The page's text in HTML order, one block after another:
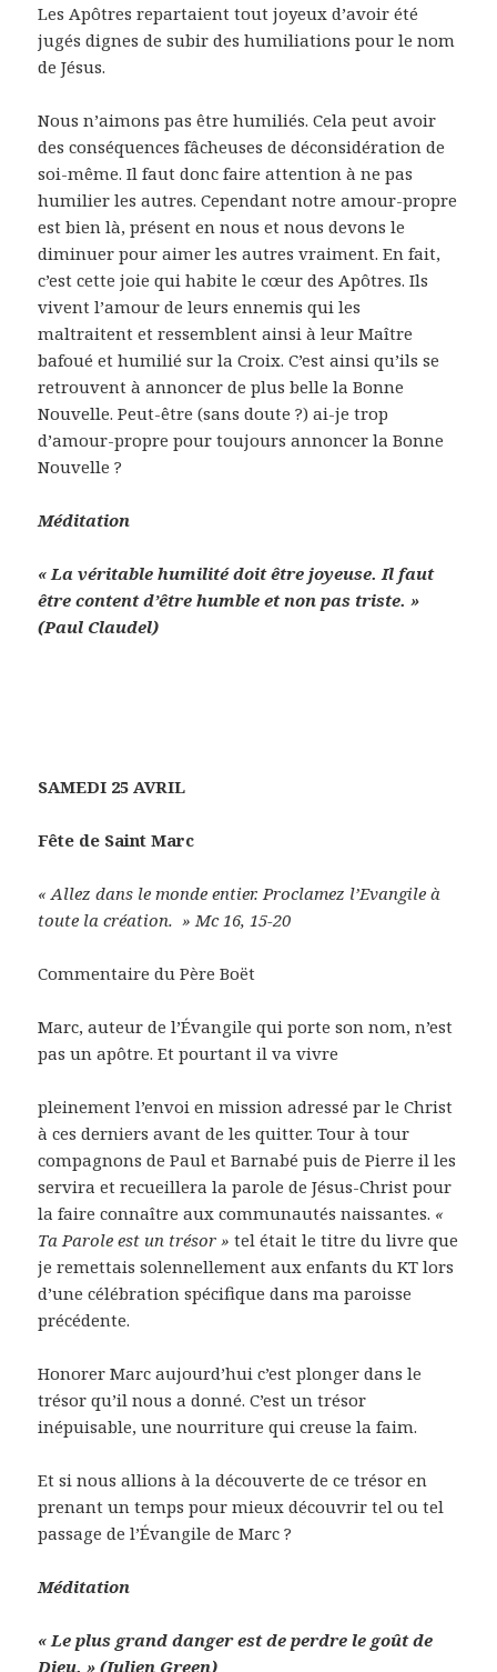
Les Apôtres repartaient tout joyeux d’avoir été
jugés dignes de subir des humiliations pour le nom
de Jésus.
Nous n’aimons pas être humiliés. Cela peut avoir
des conséquences fâcheuses de déconsidération de
soi-même. Il faut donc faire attention à ne pas
humilier les autres. Cependant notre amour-propre
est bien là, présent en nous et nous devons le
diminuer pour aimer les autres vraiment. En fait,
c’est cette joie qui habite le cœur des Apôtres. Ils
vivent l’amour de leurs ennemis qui les
maltraitent et ressemblent ainsi à leur Maître
bafoué et humilié sur la Croix. C’est ainsi qu’ils se
retrouvent à annoncer de plus belle la Bonne
Nouvelle. Peut-être (sans doute ?) ai-je trop
d’amour-propre pour toujours annoncer la Bonne
Nouvelle ?
Méditation
« La véritable humilité doit être joyeuse. Il faut
être content d’être humble et non pas triste. »
(Paul Claudel)
SAMEDI 25 AVRIL
Fête de Saint Marc
« Allez dans le monde entier. Proclamez l’Evangile à
toute la création. » Mc 16, 15-20
Commentaire du Père Boët
Marc, auteur de l’Évangile qui porte son nom, n’est
pas un apôtre. Et pourtant il va vivre
pleinement l’envoi en mission adressé par le Christ
à ces derniers avant de les quitter. Tour à tour
compagnons de Paul et Barnabé puis de Pierre il les
servira et recueillera la parole de Jésus-Christ pour
la faire connaître aux communautés naissantes. «
Ta Parole est un trésor » tel était le titre du livre que
je remettais solennellement aux enfants du KT lors
d’une célébration spécifique dans ma paroisse
précédente.
Honorer Marc aujourd’hui c’est plonger dans le
trésor qu’il nous a donné. C’est un trésor
inépuisable, une nourriture qui creuse la faim.
Et si nous allions à la découverte de ce trésor en
prenant un temps pour mieux découvrir tel ou tel
passage de l’Évangile de Marc ?
Méditation
« Le plus grand danger est de perdre le goût de
Dieu. » (Julien Green)